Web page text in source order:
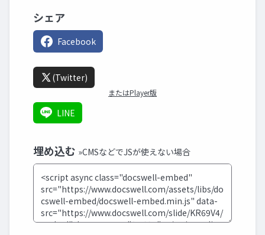
シェア
Facebook
(Twitter)
またはPlayer版
LINE
埋め込む »CMSなどでJSが使えない場合